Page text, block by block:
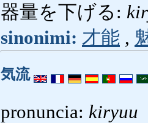
器量を下げる:
sinonimi: 才能 ,
気流
pronuncia: kiryuu